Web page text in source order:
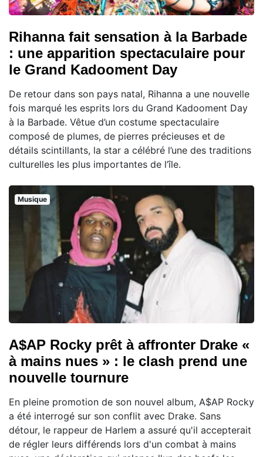
Rihanna fait sensation à la Barbade
: une apparition spectaculaire pour
le Grand Kadooment Day
De retour dans son pays natal, Rihanna a une nouvelle
fois marqué les esprits lors du Grand Kadooment Day
à la Barbade. Vêtue d’un costume spectaculaire
composé de plumes, de pierres précieuses et de
détails scintillants, la star a célébré l’une des traditions
culturelles les plus importantes de l’île.
Musique
A$AP Rocky prêt à affronter Drake «
à mains nues » : le clash prend une
nouvelle tournure
En pleine promotion de son nouvel album, A$AP Rocky
a été interrogé sur son conflit avec Drake. Sans
détour, le rappeur de Harlem a assuré qu'il accepterait
de régler leurs différends lors d'un combat à mains